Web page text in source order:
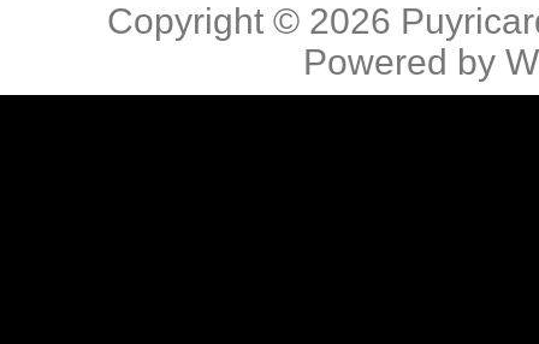
Copyright © 2026
Powered by